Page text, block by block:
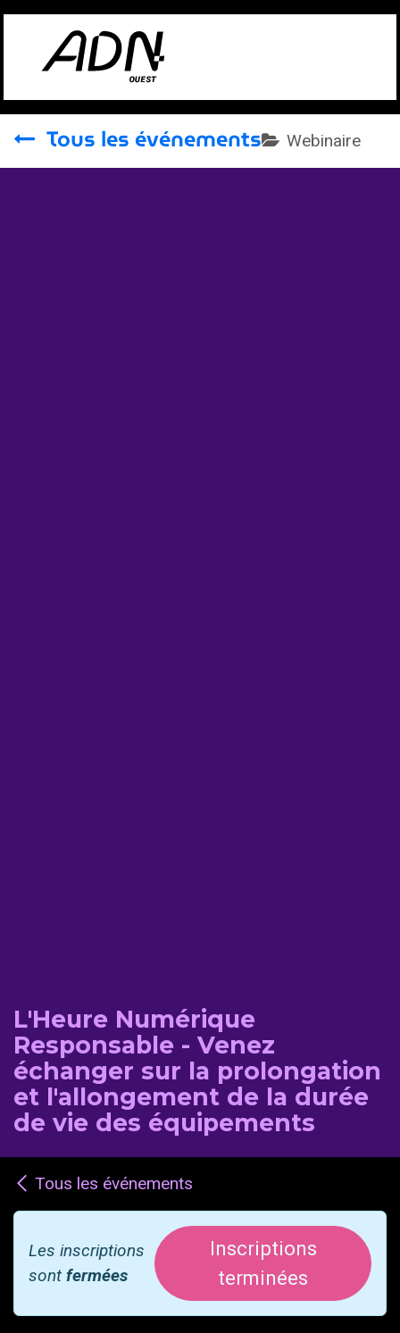
Se rendre au contenu
Tous les événements Webinaire
L'Heure Numérique
Responsable - Venez
échanger sur la prolongation
et l'allongement de la durée
de vie des équipements
Tous les événements
Les inscriptions
sont fermées
Inscriptions
terminées